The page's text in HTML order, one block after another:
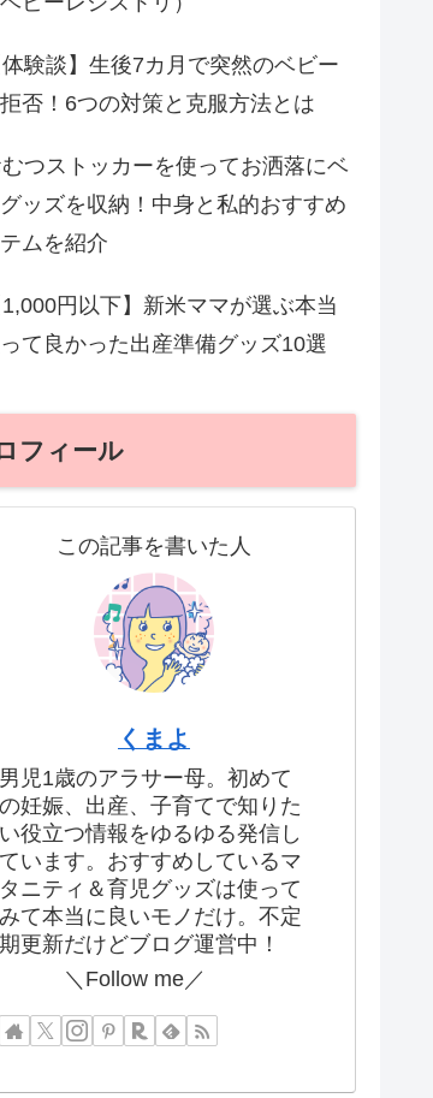
体験談】生後7カ月で突然のベビー
否！6つの対策と克服方法とは
つストッカーを使ってお洒落にベ
ッズを収納！中身と私的おすすめ
ムを紹介
1,000円以下】新米ママが選ぶ本当
て良かった出産準備グッズ10選
フィール
この記事を書いた人
くまよ
男児1歳のアラサー母。初めて
の妊娠、出産、子育てで知りた
い役立つ情報をゆるゆる発信し
ています。おすすめしているマ
タニティ＆育児グッズは使って
みて本当に良いモノだけ。不定
期更新だけどブログ運営中！
＼Follow me／